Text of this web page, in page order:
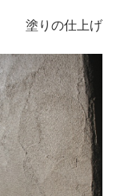
りの仕上げ